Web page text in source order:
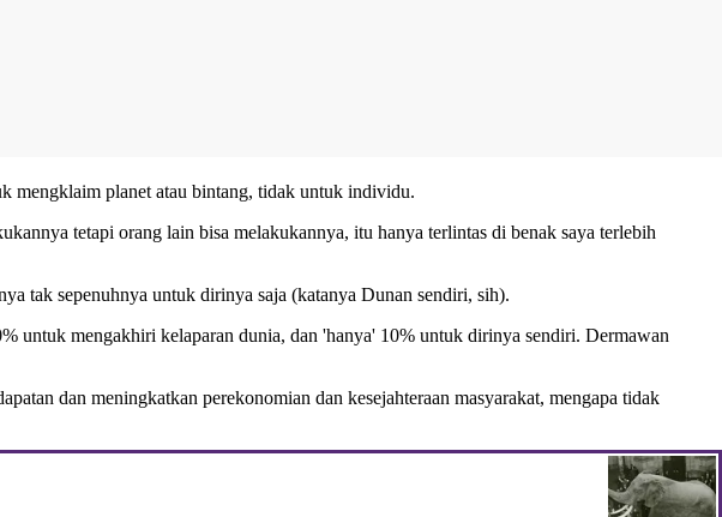
mengklaim planet atau bintang, tidak untuk individu.
tetapi orang lain bisa melakukannya, itu hanya terlintas di benak saya terlebih
tak sepenuhnya untuk dirinya saja (katanya Dunan sendiri, sih).
untuk mengakhiri kelaparan dunia, dan 'hanya' 10% untuk dirinya sendiri. Dermawan
dan meningkatkan perekonomian dan kesejahteraan masyarakat, mengapa tidak